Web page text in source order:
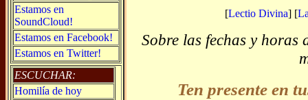
Estamos en
SoundCloud!
Estamos en Facebook!
Estamos en Twitter!
ESCUCHAR:
Homilía de hoy
[Lectio Divina] [
Sobre las fechas y horas
Ten presente en